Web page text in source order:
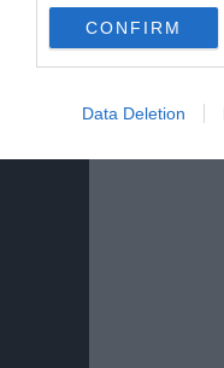
CONFIRM
Data Deletion